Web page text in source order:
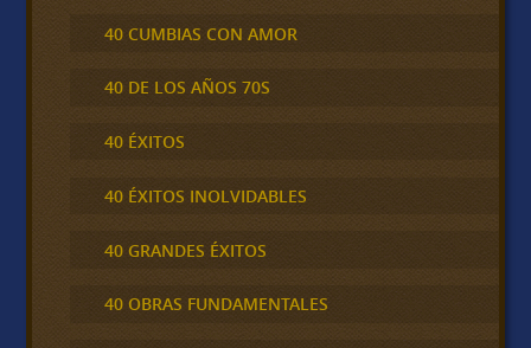
40 CUMBIAS CON AMOR
40 DE LOS AÑOS 70S
40 ÉXITOS
40 ÉXITOS INOLVIDABLES
40 GRANDES ÉXITOS
40 OBRAS FUNDAMENTALES